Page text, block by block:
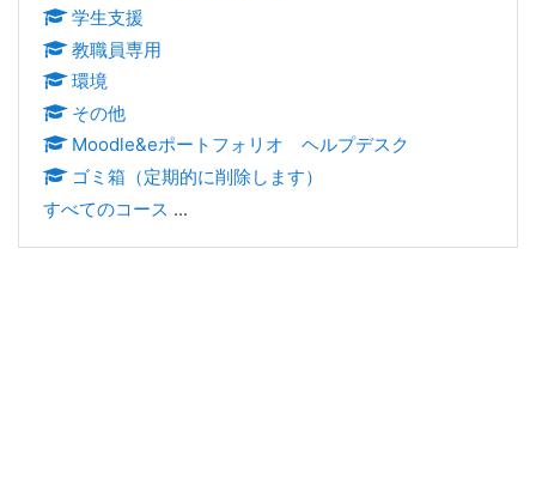
学生支援
教職員専用
環境
その他
Moodle&eポートフォリオ ヘルプデスク
ゴミ箱（定期的に削除します）
すべてのコース ...